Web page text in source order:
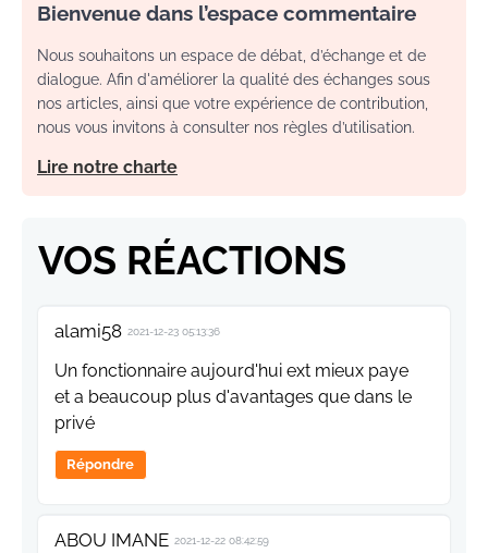
Bienvenue dans l’espace commentaire
Nous souhaitons un espace de débat, d’échange et de
dialogue. Afin d'améliorer la qualité des échanges sous
nos articles, ainsi que votre expérience de contribution,
nous vous invitons à consulter nos règles d’utilisation.
Lire notre charte
VOS RÉACTIONS
alami58 2021-12-23 05:13:36
Un fonctionnaire aujourd'hui ext mieux paye
et a beaucoup plus d'avantages que dans le
privé
Répondre
ABOU IMANE 2021-12-22 08:42:59